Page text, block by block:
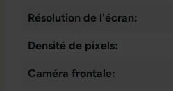
Résolution de l'écran:
Densité de pixels:
Caméra frontale: